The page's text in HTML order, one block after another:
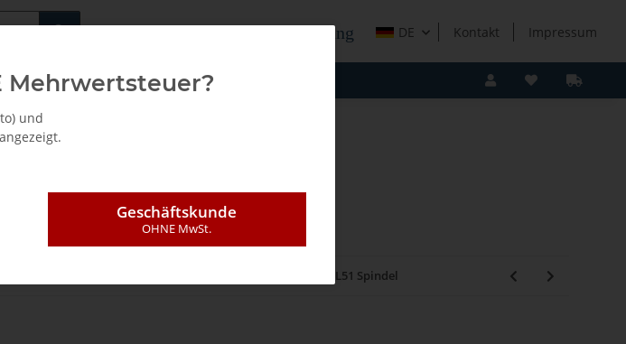
Fachshop für die Holzverarbeitung DE Kontakt Impressum
Lamello L51 Spindel
Mehrwertsteuer?
und
Geschäftskunde
OHNE MwSt.